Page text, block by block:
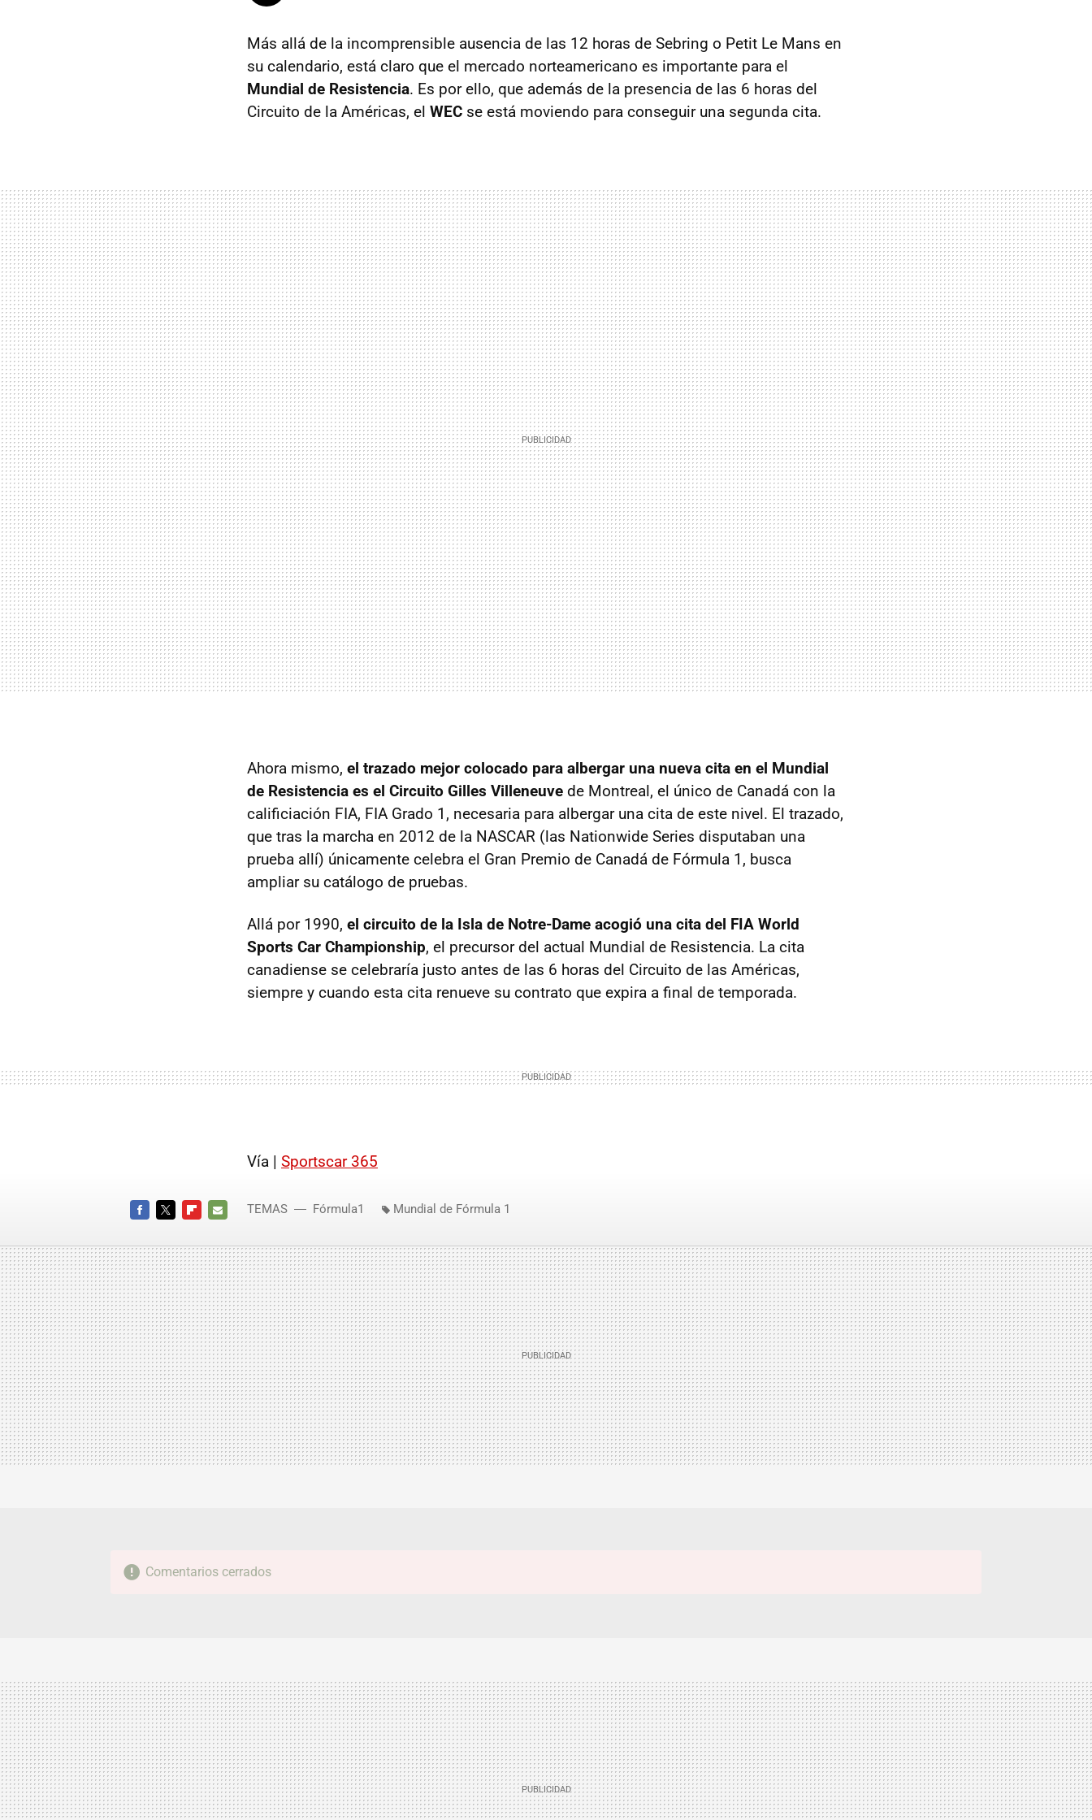
Más allá de la incomprensible ausencia de las 12 horas de Sebring o Petit Le Mans en
su calendario, está claro que el mercado norteamericano es importante para el
Mundial de Resistencia. Es por ello, que además de la presencia de las 6 horas del
Circuito de la Américas, el WEC se está moviendo para conseguir una segunda cita.
Ahora mismo, el trazado mejor colocado para albergar una nueva cita en el Mundial
de Resistencia es el Circuito Gilles Villeneuve de Montreal, el único de Canadá con la
calificiación FIA, FIA Grado 1, necesaria para albergar una cita de este nivel. El trazado,
que tras la marcha en 2012 de la NASCAR (las Nationwide Series disputaban una
prueba allí) únicamente celebra el Gran Premio de Canadá de Fórmula 1, busca
ampliar su catálogo de pruebas.
Allá por 1990, el circuito de la Isla de Notre-Dame acogió una cita del FIA World
Sports Car Championship, el precursor del actual Mundial de Resistencia. La cita
canadiense se celebraría justo antes de las 6 horas del Circuito de las Américas,
siempre y cuando esta cita renueve su contrato que expira a final de temporada.
Vía | Sportscar 365
MAIL
TEMAS Fórmula1 Mundial de Fórmula 1
Comentarios cerrados